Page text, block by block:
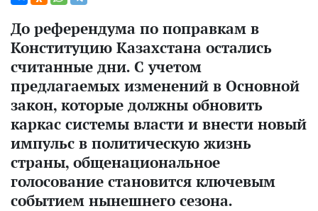
До референдума по поправкам в
Конституцию Казахстана остались
считанные дни. С учетом
предлагаемых изменений в Основной
закон, которые должны обновить
каркас системы власти и внести новый
импульс в политическую жизнь
страны, общенациональное
голосование становится ключевым
событием нынешнего сезона.